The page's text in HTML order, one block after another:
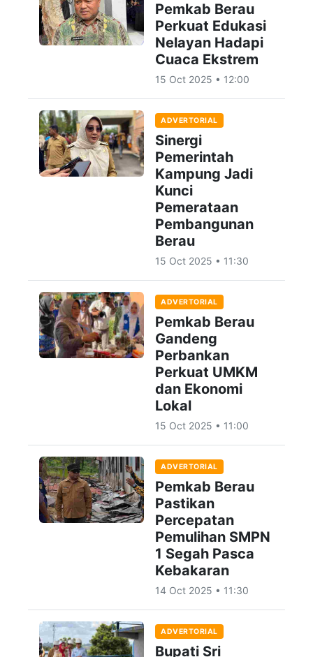
Pemkab Berau
Perkuat Edukasi
Nelayan Hadapi
Cuaca Ekstrem
15 Oct 2025 • 12:00
ADVERTORIAL
Sinergi
Pemerintah
Kampung Jadi
Kunci
Pemerataan
Pembangunan
Berau
15 Oct 2025 • 11:30
ADVERTORIAL
Pemkab Berau
Gandeng
Perbankan
Perkuat UMKM
dan Ekonomi
Lokal
15 Oct 2025 • 11:00
ADVERTORIAL
Pemkab Berau
Pastikan
Percepatan
Pemulihan SMPN
1 Segah Pasca
Kebakaran
14 Oct 2025 • 11:30
ADVERTORIAL
Bupati Sri